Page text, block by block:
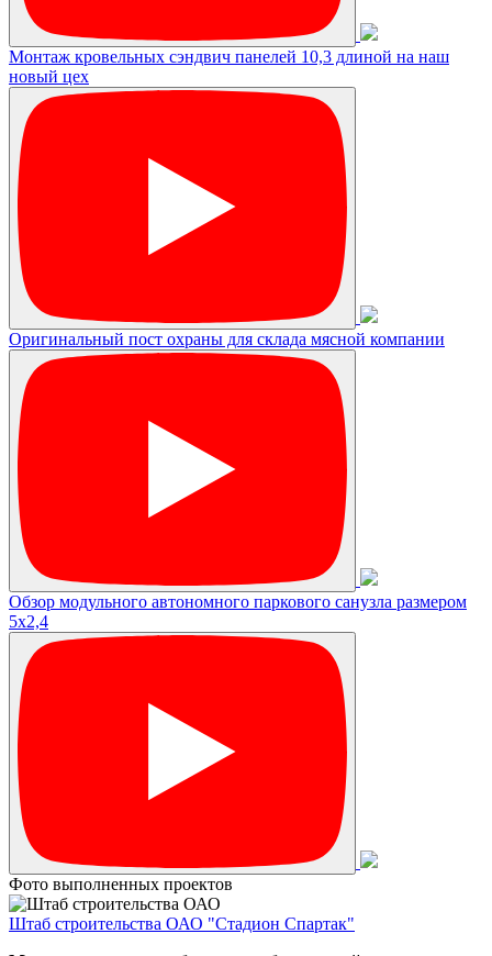
Монтаж кровельных сэндвич панелей 10,3 длиной на наш
новый цех
Оригинальный пост охраны для склада мясной компании
Обзор модульного автономного паркового санузла размером
5х2,4
Фото выполненных проектов
Штаб строительства ОАО "Стадион Спартак"